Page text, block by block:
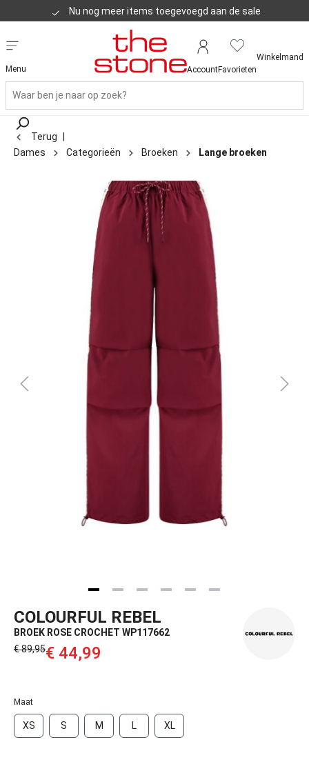
Nu nog meer items toegevoegd aan de sale
Klanten geven ons een 8,8
Menu AccountFavorieten
Winkelmand
Terug
Dames
Categorieën Broeken Lange broeken
COLOURFUL REBEL
BROEK ROSE CROCHET WP117662
€ 89,95‌€ 44,99‌
Maat
XS S M L XL